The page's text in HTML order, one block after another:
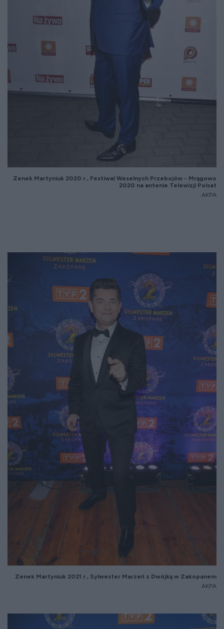
Zenek Martyniuk 2020 r., Festiwal Weselnych Przebojów - Mrągowo
2020 na antenie Telewizji Polsat
AKPA
Zenek Martyniuk 2021 r., Sylwester Marzeń z Dwójką w Zakopanem
AKPA